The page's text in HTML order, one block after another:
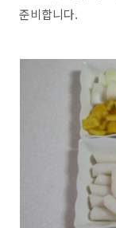
준비합니다.